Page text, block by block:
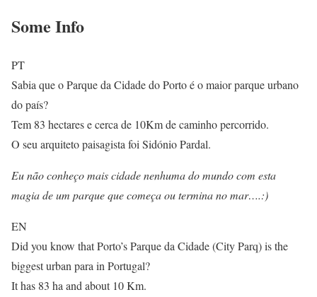
Some Info
PT
Sabia que o Parque da Cidade do Porto é o maior parque urbano
do país?
Tem 83 hectares e cerca de 10Km de caminho percorrido.
O seu arquiteto paisagista foi Sidónio Pardal.
Eu não conheço mais cidade nenhuma do mundo com esta
magia de um parque que começa ou termina no mar….:)
EN
Did you know that Porto’s Parque da Cidade (City Parq) is the
biggest urban para in Portugal?
It has 83 ha and about 10 Km.